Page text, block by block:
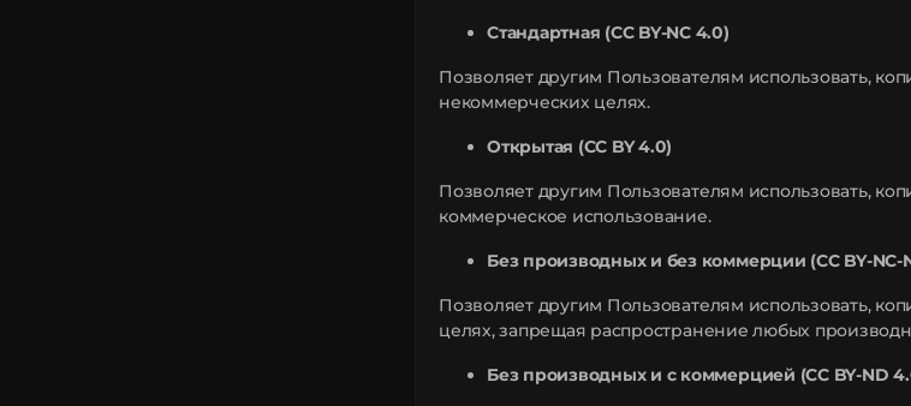
Стандартная (CC BY-NC 4.0)
Позволяет другим Пользователям использовать,
некоммерческих целях.
Открытая (CC BY 4.0)
Позволяет другим Пользователям использовать,
коммерческое использование.
Без производных и без коммерции (CC BY-NC-
Позволяет другим Пользователям использовать,
целях, запрещая распространение любых
Без производных и с коммерцией (CC BY-ND